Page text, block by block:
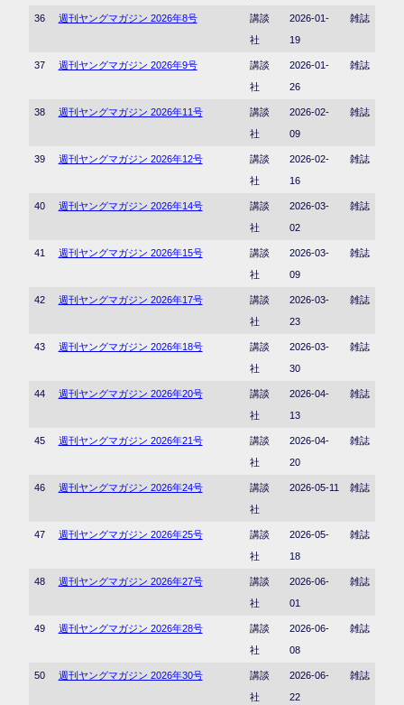
36 週刊ヤングマガジン 2026年8号
講談
社
2026-01-
19
雑誌
37 週刊ヤングマガジン 2026年9号
講談
社
2026-01-
26
雑誌
38 週刊ヤングマガジン 2026年11号
講談
社
2026-02-
09
雑誌
39 週刊ヤングマガジン 2026年12号
講談
社
2026-02-
16
雑誌
40 週刊ヤングマガジン 2026年14号
講談
社
2026-03-
02
雑誌
41 週刊ヤングマガジン 2026年15号
講談
社
2026-03-
09
雑誌
42 週刊ヤングマガジン 2026年17号
講談
社
2026-03-
23
雑誌
43 週刊ヤングマガジン 2026年18号
講談
社
2026-03-
30
雑誌
44 週刊ヤングマガジン 2026年20号
講談
社
2026-04-
13
雑誌
45 週刊ヤングマガジン 2026年21号
講談
社
2026-04-
20
雑誌
46 週刊ヤングマガジン 2026年24号
講談
社
2026-05-11 雑誌
47 週刊ヤングマガジン 2026年25号
講談
社
2026-05-
18
雑誌
48 週刊ヤングマガジン 2026年27号
講談
社
2026-06-
01
雑誌
49 週刊ヤングマガジン 2026年28号
講談
社
2026-06-
08
雑誌
50 週刊ヤングマガジン 2026年30号
講談
社
2026-06-
22
雑誌